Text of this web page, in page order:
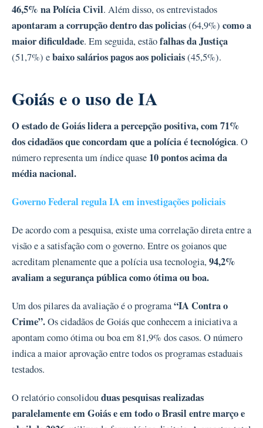
46,5% na Polícia Civil. Além disso, os entrevistados
apontaram a corrupção dentro das policias(64,9%) como a
maior dificuldade. Em seguida, estãofalhas da Justiça
(51,7%) ebaixo salários pagos aos policiais(45,5%).
Goiás e o uso de IA
O estado de Goiás lidera a percepção positiva, com 71%
dos cidadãos que concordam que a polícia é tecnológica. O
número representa um índice quase 10 pontos acima da
média nacional.
Governo Federal regula IA em investigações policiais
De acordo com a pesquisa, existe uma correlação direta entre a
visão e a satisfação com o governo. Entre os goianos que
acreditam plenamente que a polícia usa tecnologia, 94,2%
avaliam a segurança pública como ótima ou boa.
Um dos pilares da avaliação é o programa“IA Contra o
Crime”.Os cidadãos de Goiás que conhecem a iniciativa a
apontam como ótima ou boa em 81,9% dos casos. O número
indica a maior aprovação entre todos os programas estaduais
testados.
O relatório consolidouduas pesquisas realizadas
paralelamente em Goiás e em todo o Brasil entre março e